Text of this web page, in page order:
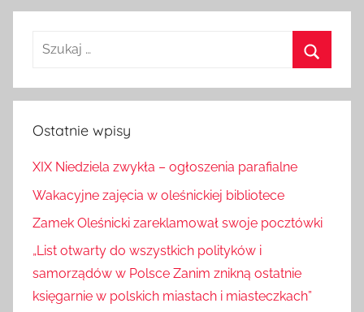
wpisów
wpisy
Szukaj:
Ostatnie wpisy
XIX Niedziela zwykła – ogłoszenia parafialne
Wakacyjne zajęcia w oleśnickiej bibliotece
Zamek Oleśnicki zareklamował swoje pocztówki
„List otwarty do wszystkich polityków i
samorządów w Polsce Zanim znikną ostatnie
księgarnie w polskich miastach i miasteczkach”